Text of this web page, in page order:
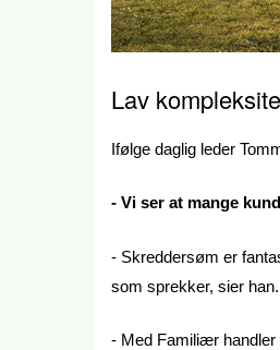
Lav
Ifølge daglig leder
- Vi ser at mange
- Skreddersøm er
som sprekker, sier han.
- Med Familiær handler